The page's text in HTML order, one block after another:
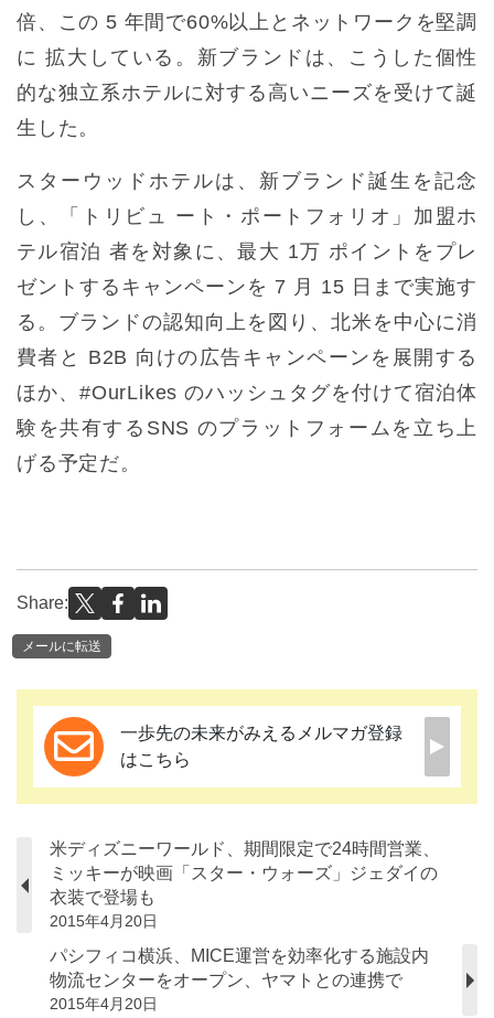
倍、この 5 年間で60%以上とネットワークを堅調
に 拡大している。新ブランドは、こうした個性
的な独立系ホテルに対する高いニーズを受けて誕
生した。
スターウッドホテルは、新ブランド誕生を記念
し、「トリビュ ート・ポートフォリオ」加盟ホ
テル宿泊 者を対象に、最大 1万 ポイントをプレ
ゼントするキャンペーンを 7 月 15 日まで実施す
る。ブランドの認知向上を図り、北米を中心に消
費者と B2B 向けの広告キャンペーンを展開する
ほか、#OurLikes のハッシュタグを付けて宿泊体
験を共有するSNS のプラットフォームを立ち上
げる予定だ。
Share:
メールに転送
一歩先の未来がみえるメルマガ登録
はこちら
米ディズニーワールド、期間限定で24時間営業、
ミッキーが映画「スター・ウォーズ」ジェダイの
衣装で登場も
2015年4月20日
パシフィコ横浜、MICE運営を効率化する施設内
物流センターをオープン、ヤマトとの連携で
2015年4月20日